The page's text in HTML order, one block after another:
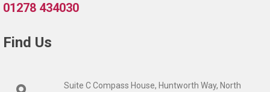
01278 434030
Find Us
Suite C Compass House, Huntworth Way, North